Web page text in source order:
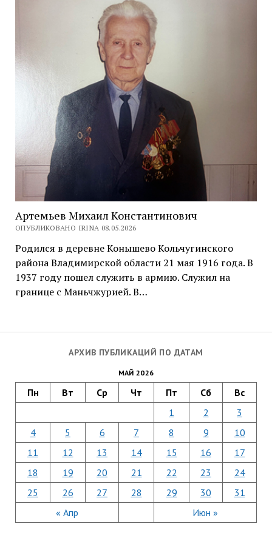
АРХИВ ПУБЛИКАЦИЙ ПО ДАТАМ
МАЙ 2026
Пн Вт Ср Чт Пт Сб Вс
« Апр Июн »
1 2
3
4
5 6 7 8 9
10
11
12 13 14 15 16
17
18
19 20 21 22 23
24
25
26 27 28 29 30 31
Артемьев Михаил Константинович
ОПУБЛИКОВАНО IRINA 08.05.2026
Родился в деревне Конышево Кольчугинского
района Владимирской области 21 мая 1916 года. В
1937 году пошел служить в армию. Служил на
границе с Маньчжурией. В…